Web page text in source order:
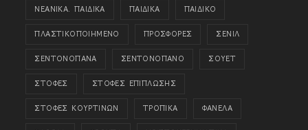
ΝΕΑΝΙΚΑ. ΠΑΙΔΙΚΑ ΠΑΙΔΙΚΑ ΠΑΙΔΙΚΟ
ΠΛΑΣΤΙΚΟΠΟΙΗΜΕΝΟ ΠΡΟΣΦΟΡΕΣ ΣΕΝΙΛ
ΣΕΝΤΟΝΟΠΑΝΑ ΣΕΝΤΟΝΟΠΑΝΟ ΣΟΥΕΤ
ΣΤΟΦΕΣ ΣΤΟΦΕΣ ΕΠΙΠΛΩΣΗΣ
ΣΤΟΦΕΣ ΚΟΥΡΤΙΝΩΝ ΤΡΟΠΙΚΑ ΦΑΝΕΛΑ